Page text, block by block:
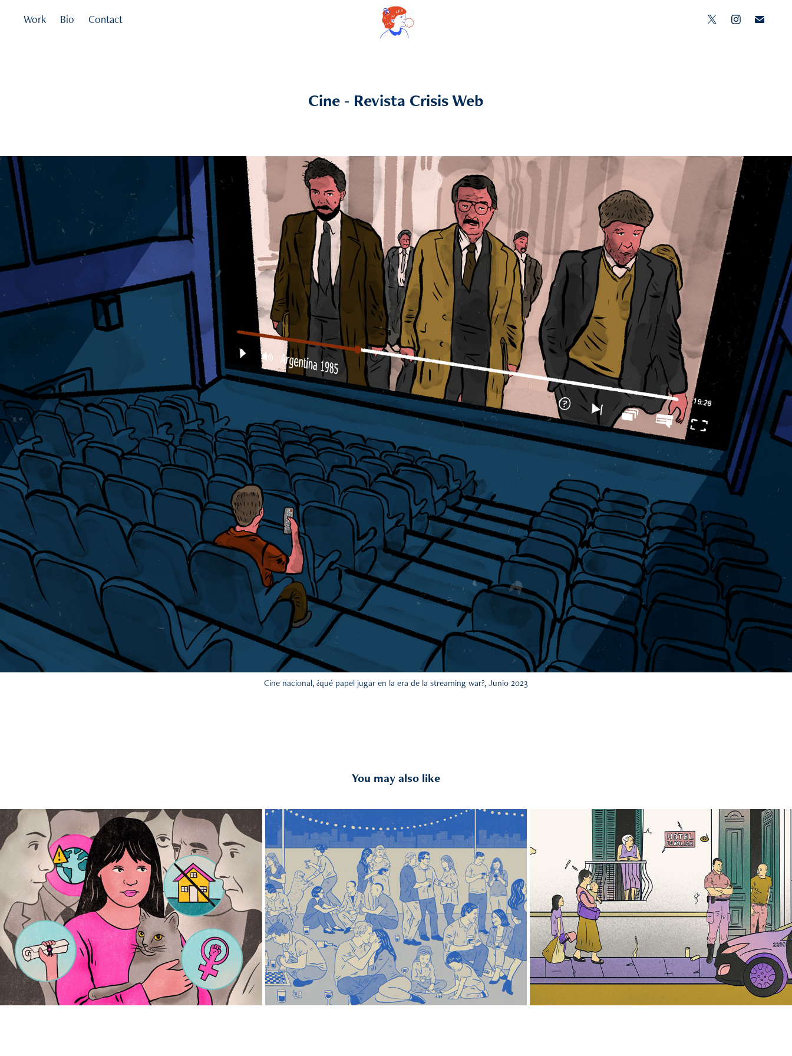
Work Bio Contact
Cine - Revista Crisis Web
Cine nacional, ¿qué papel jugar en la era de la streaming war?, Junio 2023
You may also like
Callen a ese niño - El Gato y La Caja
2025
Amistad - Revista Supernova
2026
Del techo propio ni noticias - Mapa de la
policia
2023